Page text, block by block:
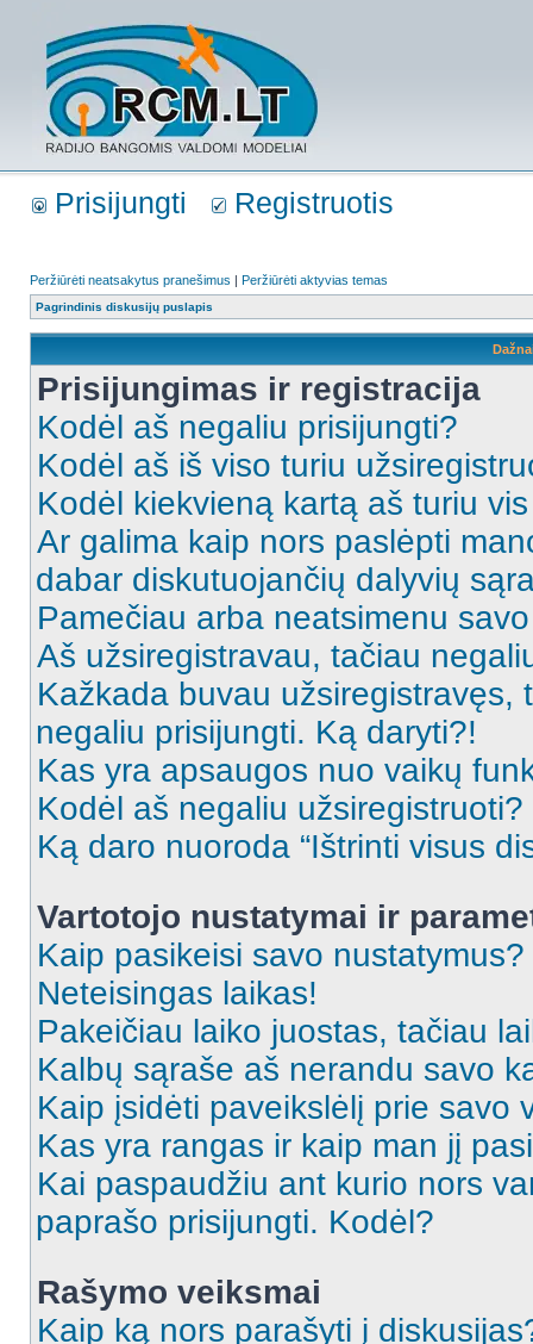
Prisijungti Registruotis
Peržiūrėti neatsakytus pranešimus | Peržiūrėti aktyvias temas
Pagrindinis diskusijų puslapis
Prisijungimas ir registracija
Kodėl aš negaliu prisijungti?
Kodėl aš iš viso turiu
Kodėl kiekvieną kartą aš turiu
Ar galima kaip nors paslėpti
dabar diskutuojančių dalyvių
Pamečiau arba neatsimenu
Aš užsiregistravau, tačiau
Kažkada buvau užsiregistravęs,
negaliu prisijungti. Ką daryti?!
Kas yra apsaugos nuo vaikų
Kodėl aš negaliu užsiregistruoti?
Ką daro nuoroda “Ištrinti visus
Vartotojo nustatymai ir
Kaip pasikeisi savo nustatymus?
Neteisingas laikas!
Pakeičiau laiko juostas, tačiau
Kalbų sąraše aš nerandu savo
Kaip įsidėti paveikslėlį prie savo
Kas yra rangas ir kaip man jį
Kai paspaudžiu ant kurio nors
paprašo prisijungti. Kodėl?
Rašymo veiksmai
Kaip ką nors parašyti į